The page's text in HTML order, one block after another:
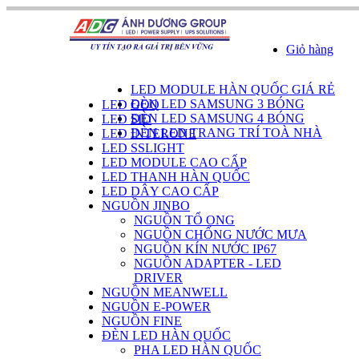
Giỏ hàng
LED MODULE HÀN QUỐC GIÁ RẺ
ĐÈN LED SAMSUNG 3 BÓNG
ĐÈN LED SAMSUNG 4 BÓNG
ĐÈN LED TRANG TRÍ TOÀ NHÀ
LED GOQ
LED SID
LED INTERONE
LED SSLIGHT
LED MODULE CAO CẤP
LED THANH HÀN QUỐC
LED DÂY CAO CẤP
NGUỒN JINBO
NGUỒN TỔ ONG
NGUỒN CHỐNG NƯỚC MƯA
NGUỒN KÍN NƯỚC IP67
NGUỒN ADAPTER - LED
DRIVER
NGUỒN MEANWELL
NGUỒN E-POWER
NGUỒN FINE
ĐÈN LED HÀN QUỐC
PHA LED HÀN QUỐC